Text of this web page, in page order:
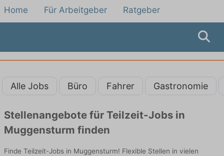
Home Für Arbeitgeber Ratgeber
Alle Jobs Büro Fahrer Gastronomie
Stellenangebote für Teilzeit-Jobs in
Muggensturm finden
Finde Teilzeit-Jobs in Muggensturm! Flexible Stellen in vielen